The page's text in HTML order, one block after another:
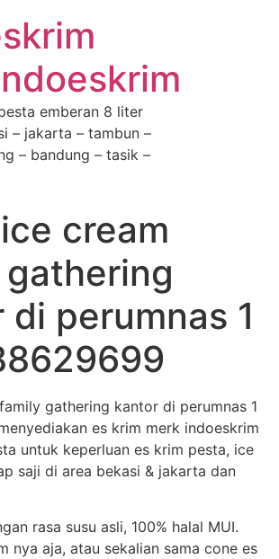
emberan 8 liter
– jakarta – tambun –
– bandung – tasik –
cream
di perumnas 1
gathering kantor di perumnas 1
es krim merk indoeskrim
untuk keperluan es krim pesta, ice
saji di area bekasi & jakarta dan
rasa susu asli, 100% halal MUI.
nya aja, atau sekalian sama cone es